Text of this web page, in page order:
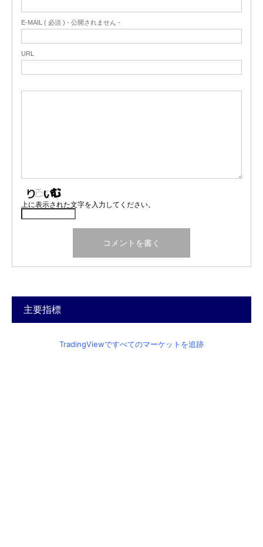
E-MAIL ( 必須 ) - 公開されません -
URL
上に表示された文字を入力してください。
主要指標
TradingViewですべてのマーケットを追跡